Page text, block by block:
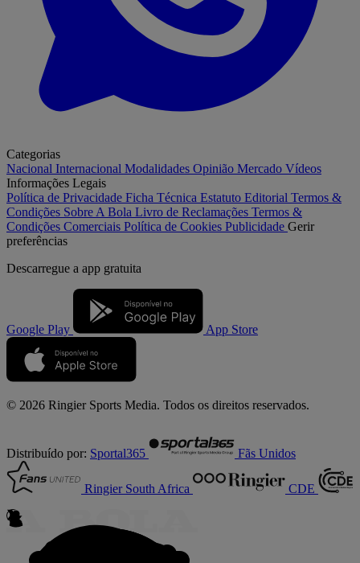
Categorias
Nacional Internacional Modalidades Opinião Mercado Vídeos
Informações Legais
Política de Privacidade Ficha Técnica Estatuto Editorial Termos &
Condições Sobre A Bola Livro de Reclamações Termos &
Condições Comerciais Política de Cookies Publicidade Gerir
preferências
Descarregue a app gratuita
Google Play App Store
© 2026 Ringier Sports Media. Todos os direitos reservados.
Distribuído por: Sportal365 Fãs Unidos
Ringier South Africa CDE